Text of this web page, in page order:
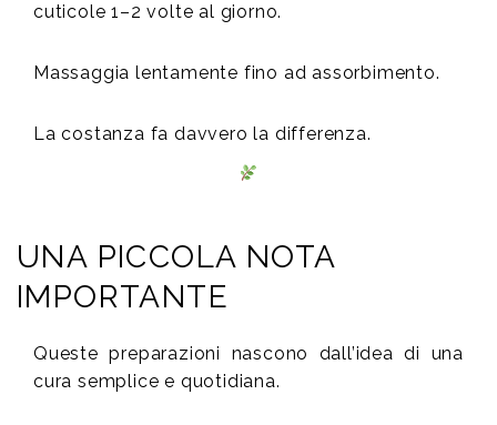
cuticole 1–2 volte al giorno.
Massaggia lentamente fino ad assorbimento.
La costanza fa davvero la differenza.
UNA PICCOLA NOTA
IMPORTANTE
Queste preparazioni nascono dall’idea di una
cura semplice e quotidiana.